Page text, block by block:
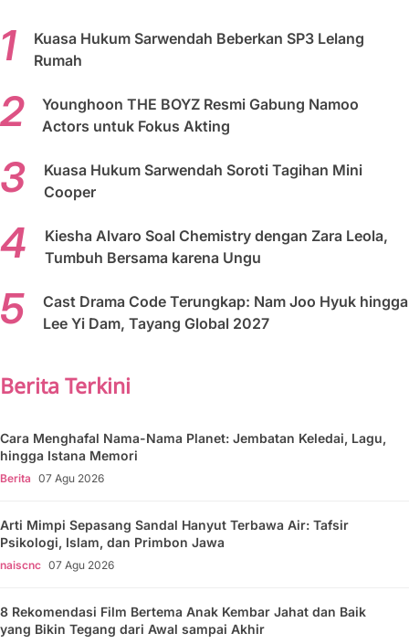
Kuasa Hukum Sarwendah Beberkan SP3 Lelang
Rumah
Younghoon THE BOYZ Resmi Gabung Namoo
Actors untuk Fokus Akting
Kuasa Hukum Sarwendah Soroti Tagihan Mini
Cooper
Kiesha Alvaro Soal Chemistry dengan Zara Leola,
Tumbuh Bersama karena Ungu
Cast Drama Code Terungkap: Nam Joo Hyuk hingga
Lee Yi Dam, Tayang Global 2027
Berita Terkini
Cara Menghafal Nama-Nama Planet: Jembatan Keledai, Lagu,
hingga Istana Memori
Berita 07 Agu 2026
Arti Mimpi Sepasang Sandal Hanyut Terbawa Air: Tafsir
Psikologi, Islam, dan Primbon Jawa
naiscnc 07 Agu 2026
8 Rekomendasi Film Bertema Anak Kembar Jahat dan Baik
yang Bikin Tegang dari Awal sampai Akhir